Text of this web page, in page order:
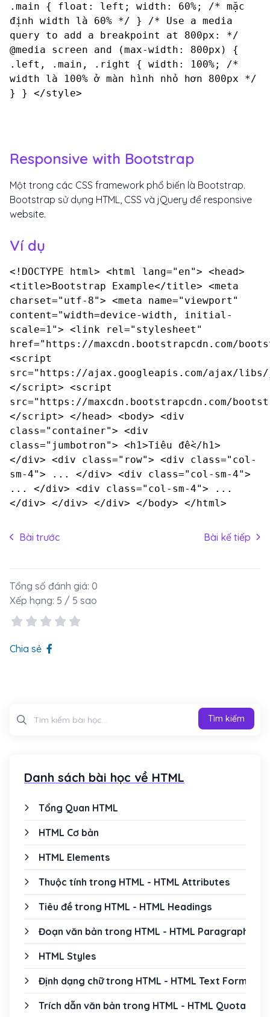
.main { float: left; width: 60%; /* mặc
định width là 60% */ } /* Use a media
query to add a breakpoint at 800px: */
@media screen and (max-width: 800px) {
.left, .main, .right { width: 100%; /*
width là 100% ở màn hình nhỏ hơn 800px */
} } </style>
Responsive with Bootstrap
Một trong các CSS framework phổ biến là Bootstrap.
Bootstrap sử dụng HTML, CSS và jQuery để responsive
website.
Ví dụ
<!DOCTYPE html> <html lang="en"> <head>
<title>Bootstrap Example</title> <meta
charset="utf-8"> <meta name="viewport"
content="width=device-width, initial-
scale=1"> <link rel="stylesheet"
href="https://maxcdn.bootstrapcdn.com/
<script
src="https://ajax.googleapis.com/ajax/
</script> <script
src="https://maxcdn.bootstrapcdn.com/
</script> </head> <body> <div
class="container"> <div
class="jumbotron"> <h1>Tiêu đề</h1>
</div> <div class="row"> <div class="col-
sm-4"> ... </div> <div class="col-sm-4">
... </div> <div class="col-sm-4"> ...
</div> </div> </div> </body> </html>
Bài trước Bài kế tiếp
Tổng số đánh giá: 0
Xếp hạng: 5 / 5 sao
Chia sẻ
Tìm kiếm
Danh sách bài học về HTML
Tổng Quan HTML
HTML Cơ bản
HTML Elements
Thuộc tính trong HTML - HTML Attributes
Tiêu đề trong HTML - HTML Headings
Đoạn văn bản trong HTML - HTML Paragraphs
HTML Styles
Định dạng chữ trong HTML - HTML Text
Trích dẫn văn bản trong HTML - HTML Quotation